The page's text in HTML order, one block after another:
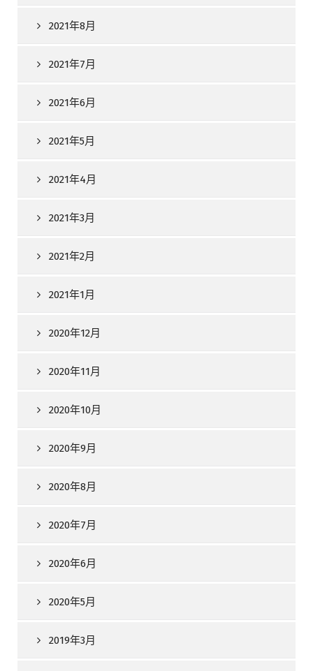
2021年8月
2021年7月
2021年6月
2021年5月
2021年4月
2021年3月
2021年2月
2021年1月
2020年12月
2020年11月
2020年10月
2020年9月
2020年8月
2020年7月
2020年6月
2020年5月
2019年3月